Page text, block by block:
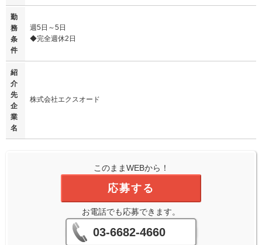
勤
務
条
件
週5日～5日
◆完全週休2日
紹
介
先
企
業
名
株式会社エクスオード
このままWEBから！
応募する
お電話でも応募できます。
03-6682-4660